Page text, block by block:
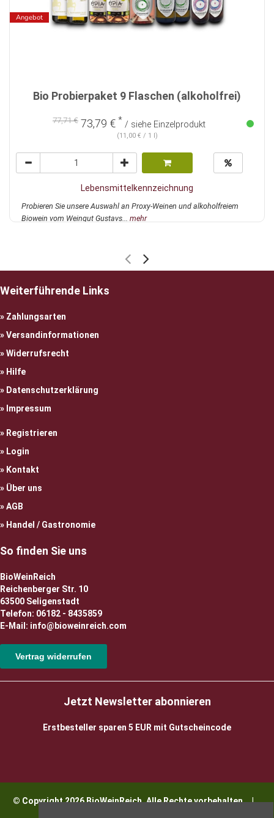
Angebot
Bio Probierpaket 9 Flaschen (alkoholfrei)
77,71 € 73,79 € * / siehe Einzelprodukt
(11,00 € / 1 l)
Lebensmittelkennzeichnung
Probieren Sie unsere Auswahl an Proxy-Weinen und alkoholfreiem
Biowein vom Weingut Gustavs... mehr
Weiterführende Links
Zahlungsarten
Versandinformationen
Widerrufsrecht
Hilfe
Datenschutzerklärung
Impressum
Registrieren
Login
Kontakt
Über uns
AGB
Handel / Gastronomie
So finden Sie uns
BioWeinReich
Reichenberger Str. 10
63500 Seligenstadt
Telefon: 06182 - 8435859
E-Mail: info@bioweinreich.com
Vertrag widerrufen
Jetzt Newsletter abonnieren
Erstbesteller sparen 5 EUR mit Gutscheincode
© Copyright 2026 BioWeinReich. Alle Rechte vorbehalten |